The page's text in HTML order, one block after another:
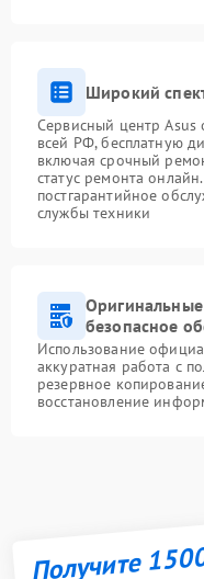
Широкий
Сервисный центр Asus
всей РФ, бесплатную
включая срочный
статус ремонта
постгарантийное
службы техники
безопасное
Использование
аккуратная работа с
резервное
восстановление
Получите